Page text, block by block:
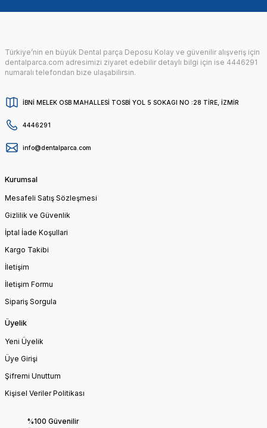
Türkiye’nin en büyük Dental parça Deposu Kolay ve güvenilir alışveriş için
dentalparca.com adresimizi ziyaret edebilir detaylı bilgi için ise 4446291
numaralı telefondan bize ulaşabilirsin.
İBNİ MELEK OSB MAHALLESİ TOSBİ YOL 5 SOKAGI NO :28 TİRE, İZMİR
4446291
info@dentalparca.com
Kurumsal
Mesafeli Satış Sözleşmesi
Gizlilik ve Güvenlik
İptal İade Koşullari
Kargo Takibi
İletişim
İletişim Formu
Sipariş Sorgula
Üyelik
Yeni Üyelik
Üye Girişi
Şifremi Unuttum
Kişisel Veriler Politikası
%100 Güvenilir